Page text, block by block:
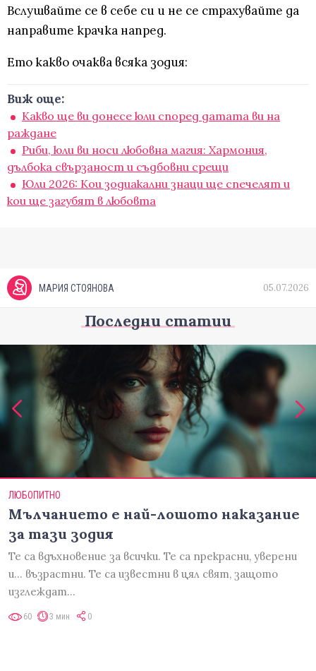
Вслушвайте се в себе си и не се страхувайте да
направите крачка напред.
Ето какво очаква всяка зодия:
Виж още:
Какво ще ви донесе юли според датата ви на
раждане
Риби, юли ви носи любовна магия: Хармония,
дълбока свързаност и съдбовни срещи
Юли 2026: Кои зодиакални знаци ще спечелят и
кои ще загубят в любовта
МАРИЯ СТОЯНОВА 05.07.2026
Последни статии
ЛЮБОПИТНО
Мълчанието е най-лошото наказание
за тази зодия
Те са вдъхновение за всички. Те са прекрасни, уверени
и... възрастни. Те са известни в цял свят, защото
изглеждат…
60 3 мин 0